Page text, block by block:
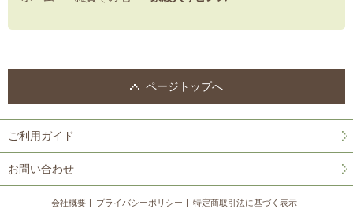
ページトップへ
ご利用ガイド
お問い合わせ
会社概要 プライバシーポリシー 特定商取引法に基づく表示